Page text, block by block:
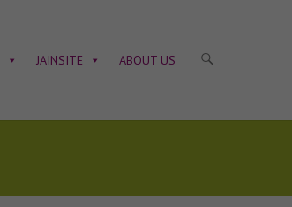
JAINSITE ABOUT US